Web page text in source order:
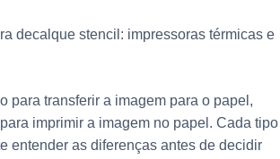
decalque stencil: impressoras térmicas e
para transferir a imagem para o papel,
imprimir a imagem no papel. Cada tipo
entender as diferenças antes de decidir